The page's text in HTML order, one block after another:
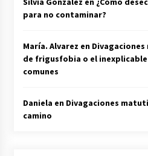
para no contaminar?
María. Alvarez en
de frigusfobia o el
comunes
Daniela en Divagaciones
camino